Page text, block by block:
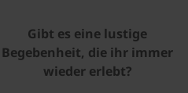
Gibt es eine lustige
Begebenheit, die ihr immer
wieder erlebt?